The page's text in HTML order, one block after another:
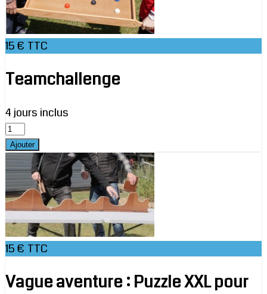
15 € TTC
Teamchallenge
4 jours inclus
15 € TTC
Vague aventure : Puzzle XXL pour